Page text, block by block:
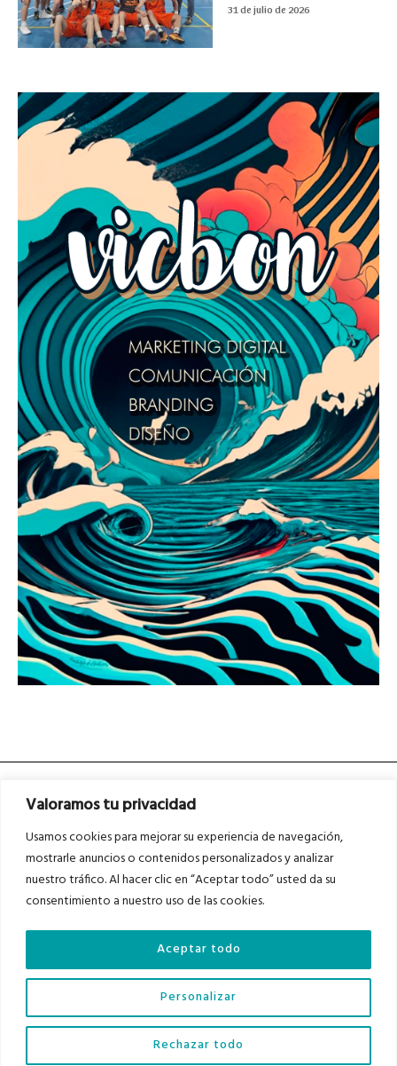
Valoramos tu privacidad
Usamos cookies para mejorar su experiencia de navegación,
mostrarle anuncios o contenidos personalizados y analizar
nuestro tráfico. Al hacer clic en “Aceptar todo” usted da su
consentimiento a nuestro uso de las cookies.
Personalizar
Rechazar todo
Aceptar todo
31 de julio de 2026
Asociados a
Auditados por
Diario del Bajo Cinca © 2023 . Todos los derechos reservados |Aviso Legal
Política de Privacidad |Política de Cookies